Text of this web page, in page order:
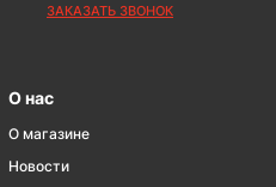
ЗАКАЗАТЬ ЗВОНОК
О нас
О магазине
Новости